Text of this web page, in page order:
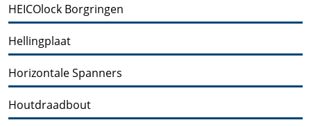
HEICOlock Borgringen
Hellingplaat
Horizontale Spanners
Houtdraadbout